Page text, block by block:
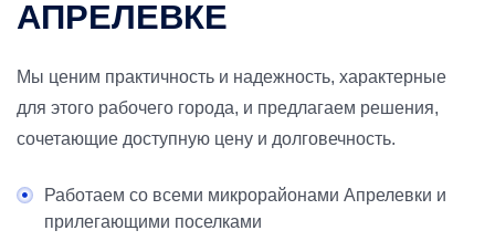
АПРЕЛЕВКЕ
Мы ценим практичность и надежность, характерные
для этого рабочего города, и предлагаем решения,
сочетающие доступную цену и долговечность.
Работаем со всеми микрорайонами Апрелевки и
прилегающими поселками